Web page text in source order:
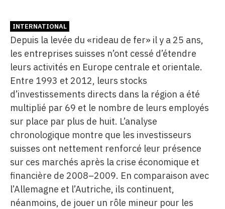
INTERNATIONAL
Depuis la levée du «rideau de fer» il y a 25 ans,
les entreprises suisses n’ont cessé d’étendre
leurs activités en Europe centrale et orientale.
Entre 1993 et 2012, leurs stocks
d’investissements directs dans la région a été
multiplié par 69 et le nombre de leurs employés
sur place par plus de huit. L’analyse
chronologique montre que les investisseurs
suisses ont nettement renforcé leur présence
sur ces marchés après la crise économique et
financière de 2008–2009. En comparaison avec
l’Allemagne et l’Autriche, ils continuent,
néanmoins, de jouer un rôle mineur pour les